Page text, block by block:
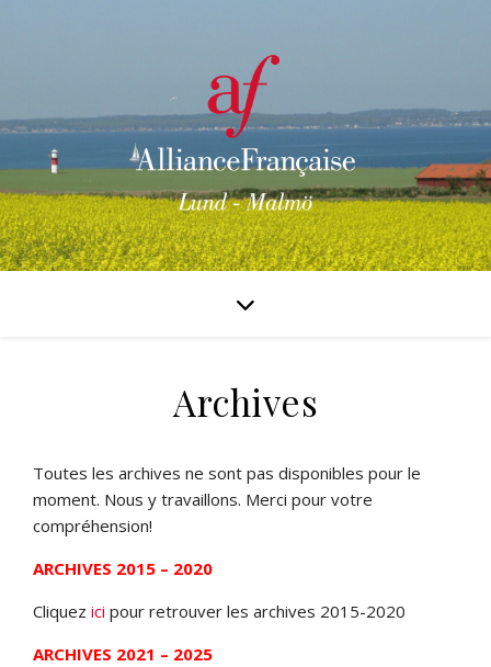
Archives
Toutes les archives ne sont pas disponibles pour le
moment. Nous y travaillons. Merci pour votre
compréhension!
ARCHIVES 2015 – 2020
Cliquez ici pour retrouver les archives 2015-2020
ARCHIVES 2021 – 2025